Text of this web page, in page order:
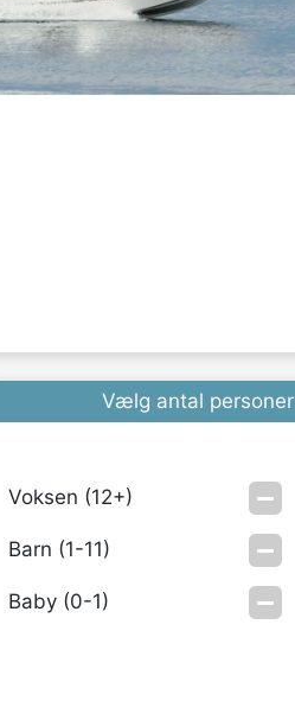
Vælg antal personer
Voksen (12+)
Barn (1-11)
Baby (0-1)